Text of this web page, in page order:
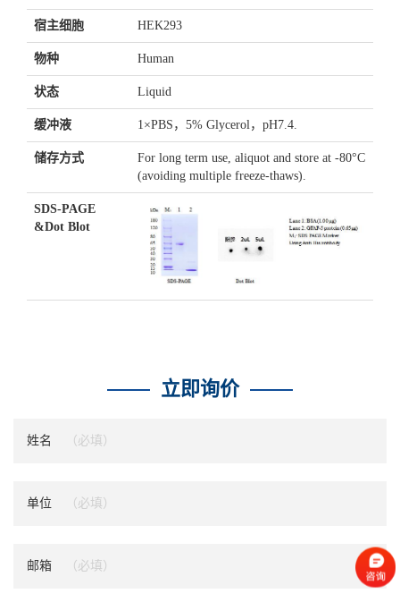
宿主细胞 HEK293
物种 Human
状态 Liquid
缓冲液 1×PBS，5% Glycerol，pH7.4.
储存方式
For long term use, aliquot and store at -80°C
(avoiding multiple freeze-thaws).
SDS-PAGE
&Dot Blot
立即询价
姓名
单位
邮箱